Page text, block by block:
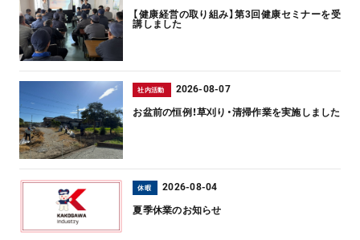
【健康経営の取り組み】第3回健康セミナーを受
講しました
社内活動 2026-08-07
お盆前の恒例！草刈り・清掃作業を実施しました
休暇 2026-08-04
夏季休業のお知らせ